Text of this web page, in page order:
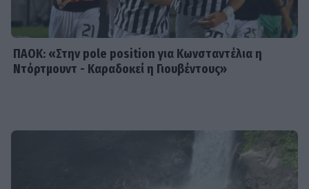
ΠΑΟΚ: «Στην pole position για Κωνσταντέλια η
Ντόρτμουντ - Καραδοκεί η Γιουβέντους»